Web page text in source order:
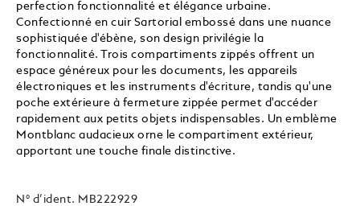
perfection fonctionnalité et élégance urbaine.
Confectionné en cuir Sartorial embossé dans une nuance
sophistiquée d'ébène, son design privilégie la
fonctionnalité. Trois compartiments zippés offrent un
espace généreux pour les documents, les appareils
électroniques et les instruments d'écriture, tandis qu'une
poche extérieure à fermeture zippée permet d'accéder
rapidement aux petits objets indispensables. Un emblème
Montblanc audacieux orne le compartiment extérieur,
apportant une touche finale distinctive.
N° d’ident. MB222929